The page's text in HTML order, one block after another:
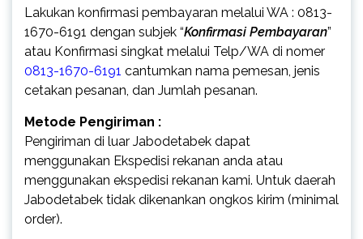
Lakukan konfirmasi pembayaran melalui WA : 0813-
1670-6191 dengan subjek “Konfirmasi Pembayaran”
atau Konfirmasi singkat melalui Telp/WA di nomer
0813-1670-6191 cantumkan nama pemesan, jenis
cetakan pesanan, dan Jumlah pesanan.
Metode Pengiriman :
Pengiriman di luar Jabodetabek dapat
menggunakan Ekspedisi rekanan anda atau
menggunakan ekspedisi rekanan kami. Untuk daerah
Jabodetabek tidak dikenankan ongkos kirim (minimal
order).